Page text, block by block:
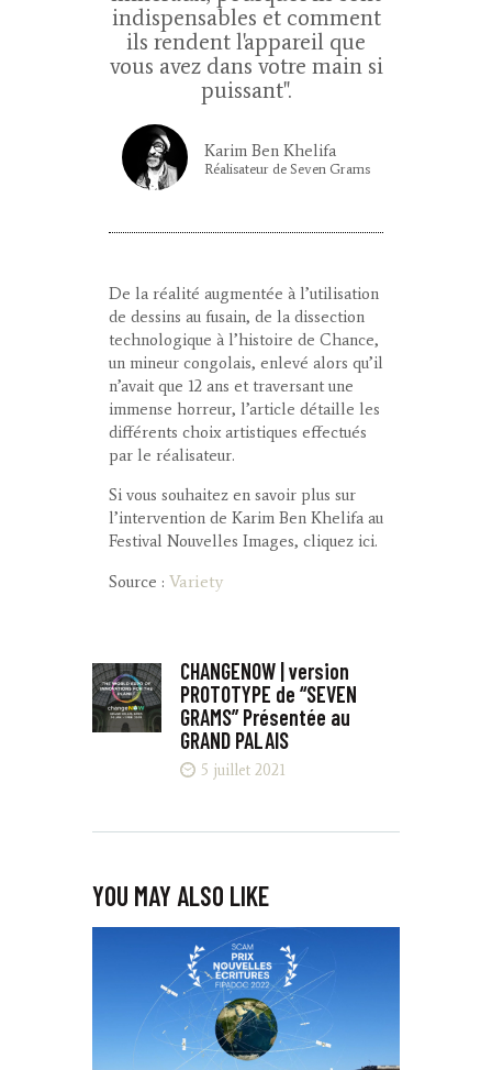
indispensables et comment
ils rendent l'appareil que
vous avez dans votre main si
puissant".
Karim Ben Khelifa
Réalisateur de Seven Grams
De la réalité augmentée à l’utilisation
de dessins au fusain, de la dissection
technologique à l’histoire de Chance,
un mineur congolais, enlevé alors qu’il
n’avait que 12 ans et traversant une
immense horreur, l’article détaille les
différents choix artistiques effectués
par le réalisateur.
Si vous souhaitez en savoir plus sur
l’intervention de Karim Ben Khelifa au
Festival Nouvelles Images, cliquez ici.
Source : Variety
CHANGENOW | version
PROTOTYPE de “SEVEN
GRAMS” Présentée au
GRAND PALAIS
5 juillet 2021
YOU MAY ALSO LIKE